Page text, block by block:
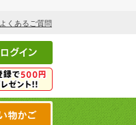
よくあるご質問